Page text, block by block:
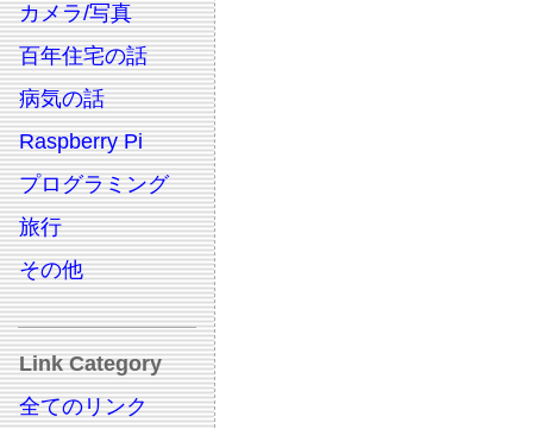
カメラ/写真
百年住宅の話
病気の話
Raspberry Pi
プログラミング
旅行
その他
Link Category
全てのリンク